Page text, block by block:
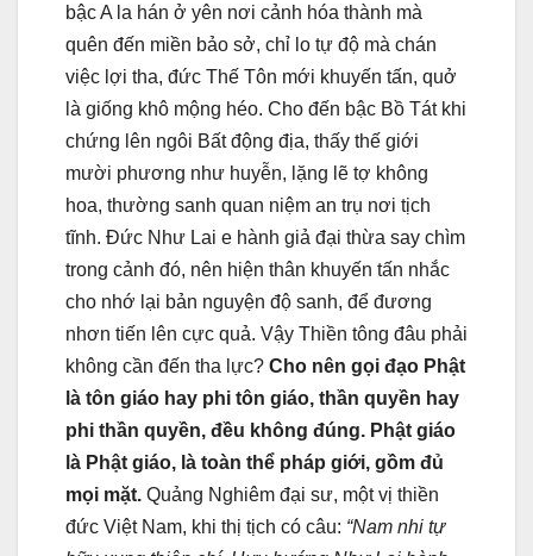
bậc A la hán ở yên nơi cảnh hóa thành mà
quên đến miền bảo sở, chỉ lo tự độ mà chán
việc lợi tha, đức Thế Tôn mới khuyến tấn, quở
là giống khô mộng héo. Cho đến bậc Bồ Tát khi
chứng lên ngôi Bất động địa, thấy thế giới
mười phương như huyễn, lặng lẽ tợ không
hoa, thường sanh quan niệm an trụ nơi tịch
tĩnh. Ðức Như Lai e hành giả đại thừa say chìm
trong cảnh đó, nên hiện thân khuyến tấn nhắc
cho nhớ lại bản nguyện độ sanh, để đương
nhơn tiến lên cực quả. Vậy Thiền tông đâu phải
không cần đến tha lực? Cho nên gọi đạo Phật
là tôn giáo hay phi tôn giáo, thần quyền hay
phi thần quyền, đều không đúng. Phật giáo
là Phật giáo, là toàn thể pháp giới, gồm đủ
mọi mặt. Quảng Nghiêm đại sư, một vị thiền
đức Việt Nam, khi thị tịch có câu: “Nam nhi tự